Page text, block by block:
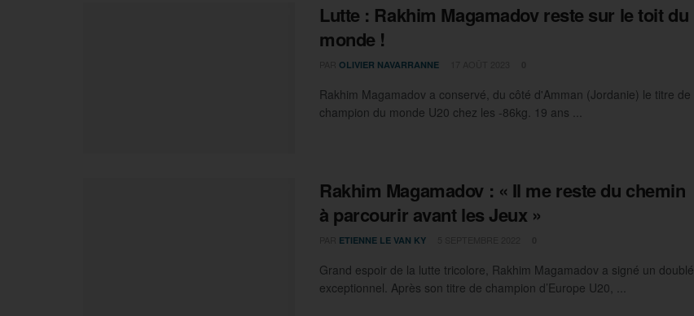
Lutte : Rakhim Magamadov reste sur le toit du
monde !
OLIVIER NAVARRANNE
Rakhim Magamadov a conservé, du côté d'Amman (Jordanie) le titre de
champion du monde U20 chez les -86kg. 19 ans ...
Rakhim Magamadov : « Il me reste du chemin
à parcourir avant les Jeux »
ETIENNE LE VAN KY
Grand espoir de la lutte tricolore, Rakhim Magamadov a signé un doublé
exceptionnel. Après son titre de champion d’Europe U20, ...